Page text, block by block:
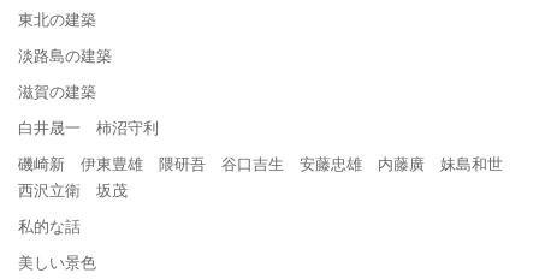
東北の建築
淡路島の建築
滋賀の建築
白井晟一 柿沼守利
磯崎新 伊東豊雄 隈研吾 谷口吉生 安藤忠雄 内藤廣 妹島和世
西沢立衛 坂茂
私的な話
美しい景色